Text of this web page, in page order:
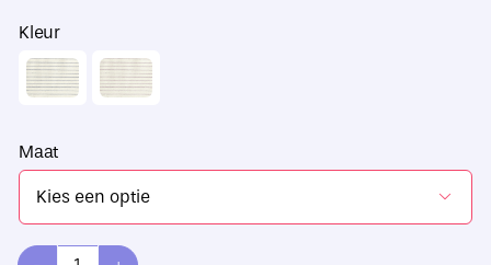
Kleur
Maat
